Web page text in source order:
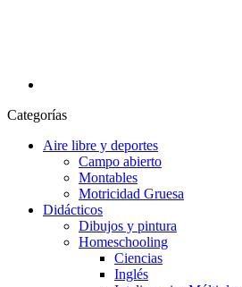
Categorías
Aire libre y deportes
Campo abierto
Montables
Motricidad Gruesa
Didácticos
Dibujos y pintura
Homeschooling
Ciencias
Inglés